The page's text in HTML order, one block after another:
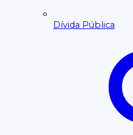
Dívida Pública